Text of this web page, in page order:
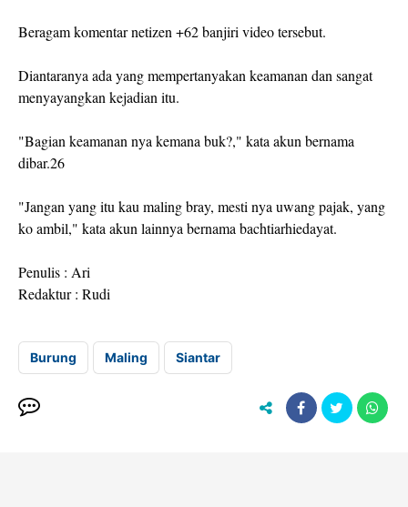
Beragam komentar netizen +62 banjiri video tersebut.
Diantaranya ada yang mempertanyakan keamanan dan sangat
menyayangkan kejadian itu.
"Bagian keamanan nya kemana buk?," kata akun bernama
dibar.26
"Jangan yang itu kau maling bray, mesti nya uwang pajak, yang
ko ambil," kata akun lainnya bernama bachtiarhiedayat.
Penulis : Ari
Redaktur : Rudi
Burung Maling Siantar